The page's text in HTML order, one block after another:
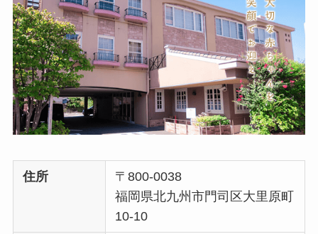
住所
〒800-0038
福岡県北九州市門司区大里原町
10-10